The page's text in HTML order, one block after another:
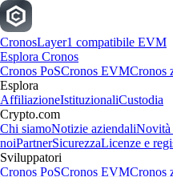
CronosLayer1 compatibile EVM
Esplora Cronos
Cronos PoSCronos EVMCronos
Esplora
AffiliazioneIstituzionaliCustodia
Crypto.com
Chi siamoNotizie aziendaliNovità
noiPartnerSicurezzaLicenze e
Sviluppatori
Cronos PoSCronos EVMCronos